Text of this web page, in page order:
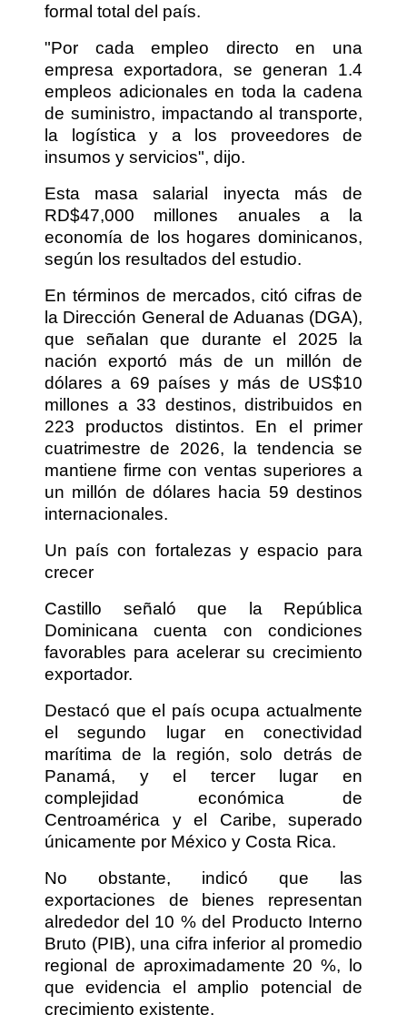
formal total del país.
"Por cada empleo directo en una
empresa exportadora, se generan 1.4
empleos adicionales en toda la cadena
de suministro, impactando al transporte,
la logística y a los proveedores de
insumos y servicios", dijo.
Esta masa salarial inyecta más de
RD$47,000 millones anuales a la
economía de los hogares dominicanos,
según los resultados del estudio.
En términos de mercados, citó cifras de
la Dirección General de Aduanas (DGA),
que señalan que durante el 2025 la
nación exportó más de un millón de
dólares a 69 países y más de US$10
millones a 33 destinos, distribuidos en
223 productos distintos. En el primer
cuatrimestre de 2026, la tendencia se
mantiene firme con ventas superiores a
un millón de dólares hacia 59 destinos
internacionales.
Un país con fortalezas y espacio para
crecer
Castillo señaló que la República
Dominicana cuenta con condiciones
favorables para acelerar su crecimiento
exportador.
Destacó que el país ocupa actualmente
el segundo lugar en conectividad
marítima de la región, solo detrás de
Panamá, y el tercer lugar en
complejidad económica de
Centroamérica y el Caribe, superado
únicamente por México y Costa Rica.
No obstante, indicó que las
exportaciones de bienes representan
alrededor del 10 % del Producto Interno
Bruto (PIB), una cifra inferior al promedio
regional de aproximadamente 20 %, lo
que evidencia el amplio potencial de
crecimiento existente.